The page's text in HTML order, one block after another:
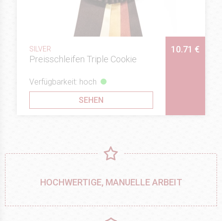
SILVER
Preisschleifen Triple Cookie
10.71 €
Verfügbarkeit: hoch
SEHEN
HOCHWERTIGE, MANUELLE ARBEIT